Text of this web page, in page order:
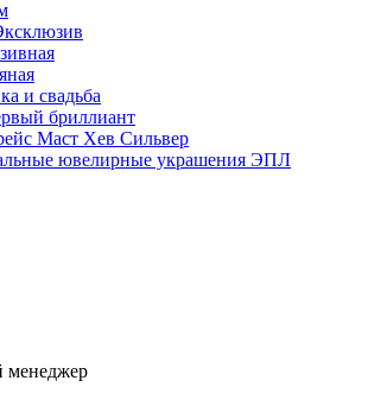
и свадьба
бриллиант
Маст Хев Сильвер
ювелирные украшения ЭПЛ
менеджер